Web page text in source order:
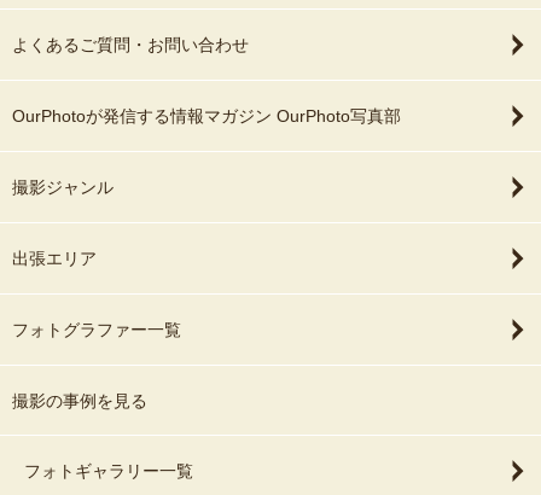
よくあるご質問・お問い合わせ
OurPhotoが発信する情報マガジン OurPhoto写真部
撮影ジャンル
出張エリア
フォトグラファー一覧
撮影の事例を見る
フォトギャラリー一覧